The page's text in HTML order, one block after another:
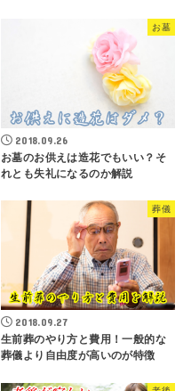
お墓
2018.09.26
お墓のお供えは造花でもいい？そ
れとも失礼になるのか解説
葬儀
2018.09.27
生前葬のやり方と費用！一般的な
葬儀より自由度が高いのが特徴